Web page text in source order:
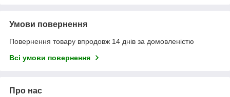
Умови повернення
Повернення товару впродовж 14 днів за домовленістю
Всі умови повернення
Про нас